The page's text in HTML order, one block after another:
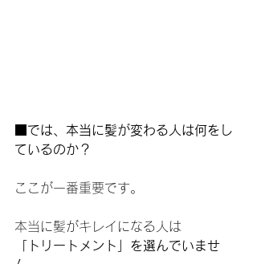
■では、本当に髪が変わる人は何をし
ているのか？
ここが一番重要です。
本当に髪がキレイになる人は
「トリートメント」を選んでいませ